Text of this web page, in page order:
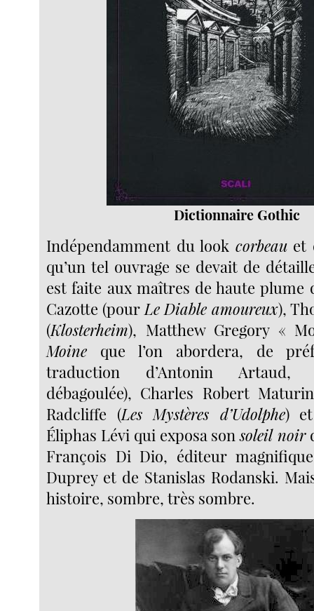
Dictionnaire Gothic
Indépendamment du look corbeauet
qu’un tel ouvrage se devait de
est faite aux maîtres de haute plume
Cazotte (pour Le Diable amoureux),
(Klosterheim), Matthew Gregory «
Moine que l’on abordera, de
traduction d’Antonin Artaud,
débagoulée), Charles Robert
Radcliffe (Les Mystères d’Udolphe) et
Éliphas Lévi qui exposa sonsoleil noir
François Di Dio, éditeur
Duprey et de Stanislas Rodanski.
histoire, sombre, très sombre.